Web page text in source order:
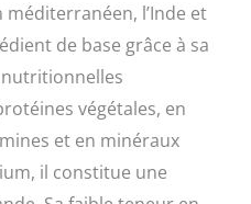
l’Inde et
de base grâce à sa
végétales, en
et en minéraux
il constitue une